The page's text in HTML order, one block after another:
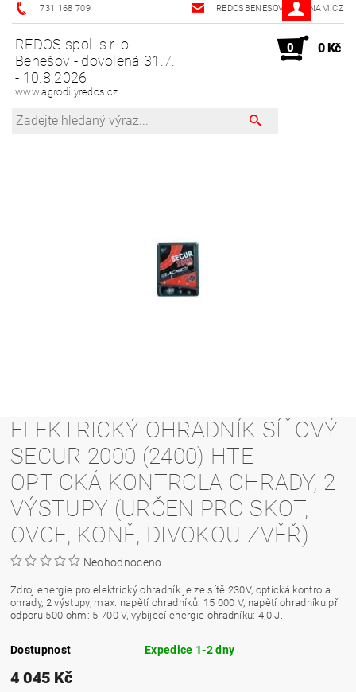
731 168 709 REDOSBENESOV@SEZNAM.CZ
REDOS spol. s r. o.
Benešov - dovolená 31.7.
- 10.8.2026
www.agrodilyredos.cz
0 0 Kč
ELEKTRICKÝ OHRADNÍK SÍŤOVÝ
SECUR 2000 (2400) HTE -
OPTICKÁ KONTROLA OHRADY, 2
VÝSTUPY (URČEN PRO SKOT,
OVCE, KONĚ, DIVOKOU ZVĚŘ)
Neohodnoceno
Zdroj energie pro elektrický ohradník je ze sítě 230V, optická kontrola
ohrady, 2 výstupy, max. napětí ohradníků: 15 000 V, napětí ohradníku při
odporu 500 ohm: 5 700 V, vybíjecí energie ohradníku: 4,0 J.
Dostupnost Expedice 1-2 dny
4 045 Kč